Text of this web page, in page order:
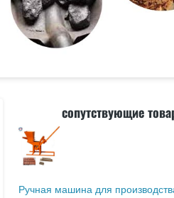
сопутствующие
Ручная машина для